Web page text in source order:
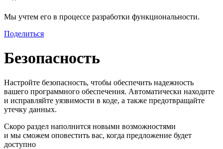
Мы учтем его в процессе разработки функциональности.
Поделиться
Безопасность
Настройте безопасность, чтобы обеспечить надежность
вашего программного обеспечения. Автоматически находите
и исправляйте уязвимости в коде, а также предотвращайте
утечку данных.
Скоро раздел наполнится новыми возможностями
и мы сможем оповестить вас, когда предложение будет
доступно